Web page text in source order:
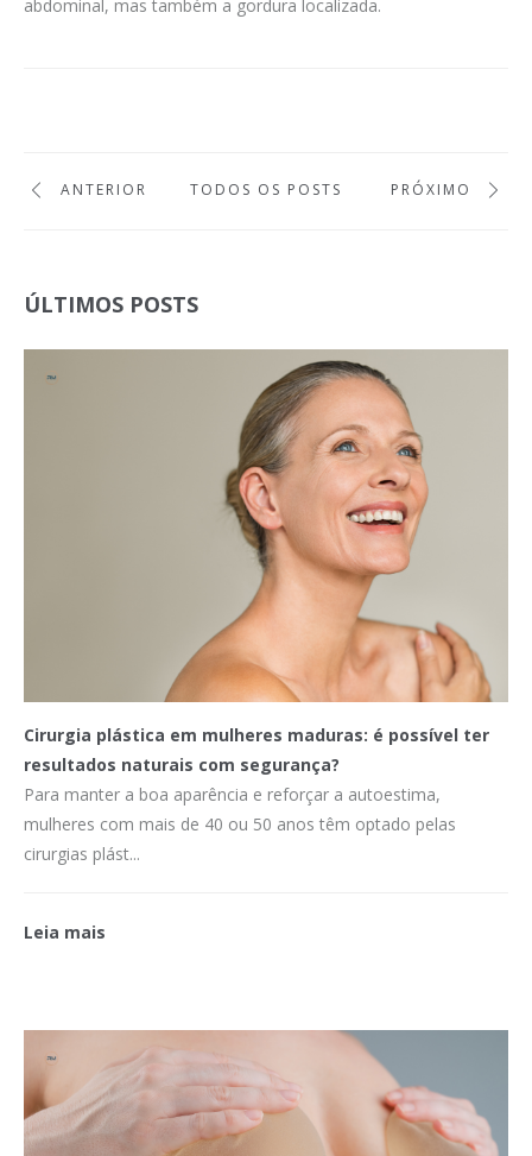
abdominal, mas também a gordura localizada.
ANTERIOR TODOS OS POSTS PRÓXIMO
ÚLTIMOS POSTS
Cirurgia plástica em mulheres maduras: é possível ter
resultados naturais com segurança?
Para manter a boa aparência e reforçar a autoestima,
mulheres com mais de 40 ou 50 anos têm optado pelas
cirurgias plást...
Leia mais